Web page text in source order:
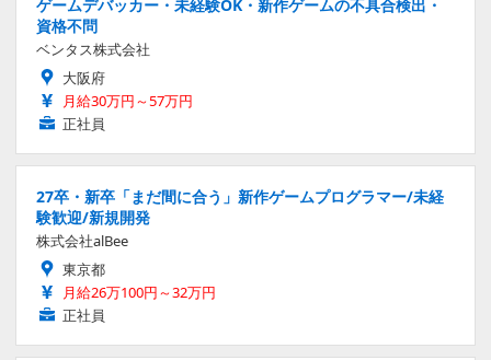
ゲームデバッカー・未経験OK・新作ゲームの不具合検出・
資格不問
ベンタス株式会社
大阪府
月給30万円～57万円
正社員
27卒・新卒「まだ間に合う」新作ゲームプログラマー/未経
験歓迎/新規開発
株式会社alBee
東京都
月給26万100円～32万円
正社員